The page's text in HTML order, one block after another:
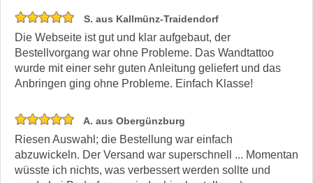
S. aus Kallmünz-Traidendorf
Die Webseite ist gut und klar aufgebaut, der
Bestellvorgang war ohne Probleme. Das Wandtattoo
wurde mit einer sehr guten Anleitung geliefert und das
Anbringen ging ohne Probleme. Einfach Klasse!
A. aus Obergünzburg
Riesen Auswahl; die Bestellung war einfach
abzuwickeln. Der Versand war superschnell ... Momentan
wüsste ich nichts, was verbessert werden sollte und